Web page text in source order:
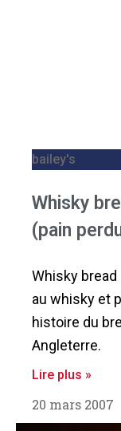
bailey's
Whisky
(pain
Whisky
au whisky et
histoire du
Angleterre.
Lire plus »
20 mars 2007